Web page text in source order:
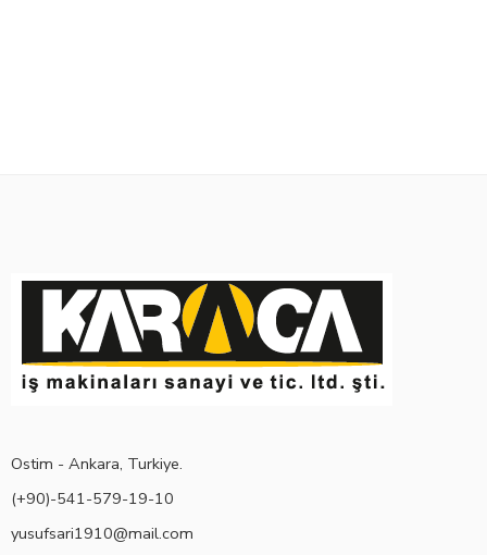
Ostim - Ankara, Turkiye.
(+90)-541-579-19-10
yusufsari1910@mail.com